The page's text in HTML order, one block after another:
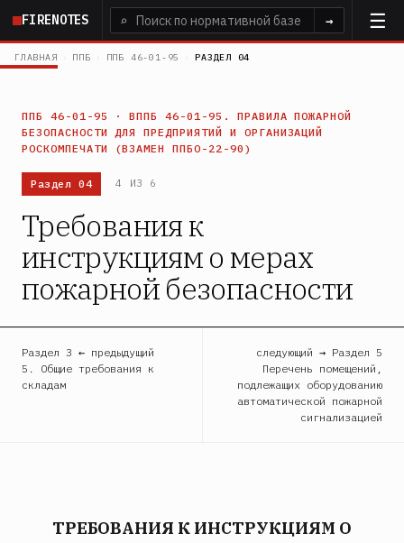
Перейти
основному
FIRENOTES ⌕ →
ГЛАВНАЯ › ППБ › ППБ 46-01-95 › РАЗДЕЛ 04
ППБ 46-01-95 · ВППБ 46-01-95. ПРАВИЛА ПОЖАРНОЙ
БЕЗОПАСНОСТИ ДЛЯ ПРЕДПРИЯТИЙ И ОРГАНИЗАЦИЙ
РОСКОМПЕЧАТИ (ВЗАМЕН ППБО-22-90)
Раздел 04 4 ИЗ 6
Требования к
инструкциям о мерах
пожарной безопасности
Раздел 3 ← предыдущий
5. Общие требования к
складам
следующий → Раздел 5
Перечень помещений,
подлежащих оборудованию
автоматической пожарной
сигнализацией
ТРЕБОВАНИЯ К ИНСТРУКЦИЯМ О